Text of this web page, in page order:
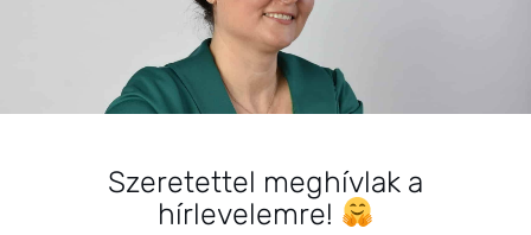
Magas ösztrogénszint
csökkentése természetes
módszerekkel
2025.09.10.
Szabálytalan menstruációs ciklus –
Hogyan segíthetnek a
gyógynövények?
Szeretettel meghívlak a
hírlevelemre!